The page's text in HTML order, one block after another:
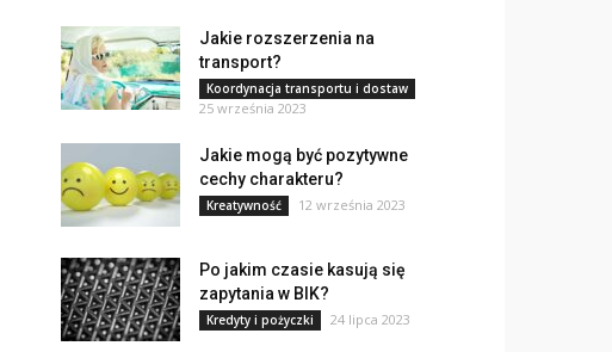
Jakie rozszerzenia na
transport?
Koordynacja transportu i dostaw
25 września 2023
Jakie mogą być pozytywne
cechy charakteru?
Kreatywność 12 września 2023
Po jakim czasie kasują się
zapytania w BIK?
Kredyty i pożyczki 24 lipca 2023